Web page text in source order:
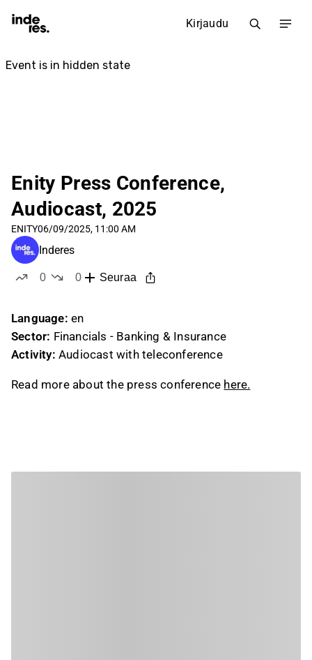
Kirjaudu
Enity Press Conference,
Audiocast, 2025
ENITY06/09/2025, 11:00 AM
Inderes
0
0
Seuraa
Language: en
Sector: Financials - Banking & Insurance
Activity: Audiocast with teleconference
Read more about the press conference here.